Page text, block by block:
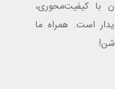
با کیفیت‌محوری،
است. همراه ما